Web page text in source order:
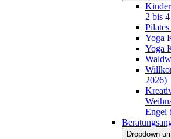
2 bis
Yoga
Yoga
2026)
Engel
Dropdown